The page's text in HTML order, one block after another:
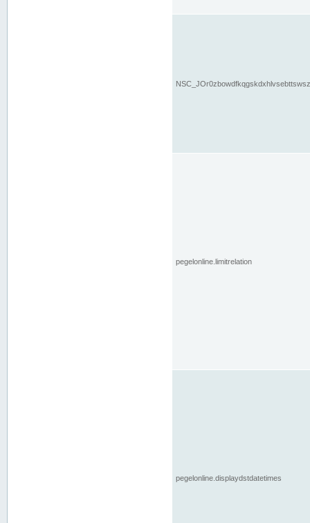
pegelonline.limitrelation
pegelonline.displaydstdatetimes